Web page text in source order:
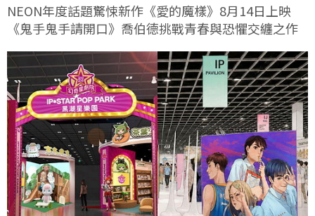
NEON年度話題驚悚新作《愛的魔樣》8月14日上映
《鬼手鬼手請開口》喬伯德挑戰青春與恐懼交纏之作